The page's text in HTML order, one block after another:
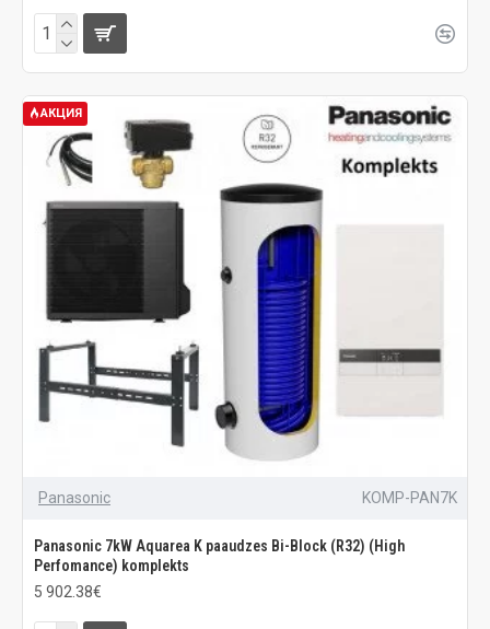
АКЦИЯ
Panasonic KOMP-PAN7K
Panasonic 7kW Aquarea K paaudzes Bi-Block (R32) (High
Perfomance) komplekts
5 902.38€